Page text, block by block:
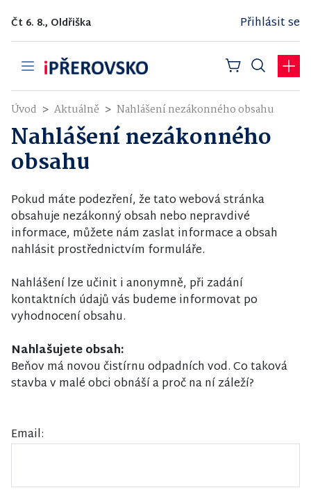
Čt 6. 8., Oldřiška Přihlásit se
Úvod Aktuálně Nahlášení nezákonného obsahu
Nahlášení nezákonného
obsahu
Pokud máte podezření, že tato webová stránka
obsahuje nezákonný obsah nebo nepravdivé
informace, můžete nám zaslat informace a obsah
nahlásit prostřednictvím formuláře.
Nahlášení lze učinit i anonymně, při zadání
kontaktních údajů vás budeme informovat po
vyhodnocení obsahu.
Nahlašujete obsah:
Beňov má novou čistírnu odpadních vod. Co taková
stavba v malé obci obnáší a proč na ní záleží?
Email: